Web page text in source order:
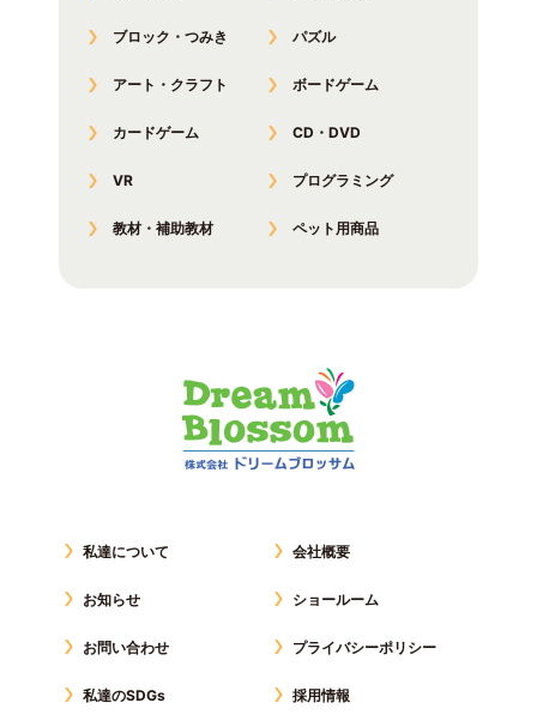
ブロック・つみき パズル
アート・クラフト ボードゲーム
カードゲーム CD・DVD
VR プログラミング
教材・補助教材 ペット用商品
私達について
お知らせ
お問い合わせ
私達のSDGs
会社概要
ショールーム
プライバシーポリシー
採用情報